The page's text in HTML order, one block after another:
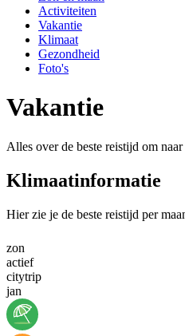
Activiteiten
Vakantie
Klimaat
Gezondheid
Foto's
Vakantie
Alles over de beste reistijd om
Klimaatinformatie
Hier zie je de beste reistijd per
zon
actief
citytrip
jan